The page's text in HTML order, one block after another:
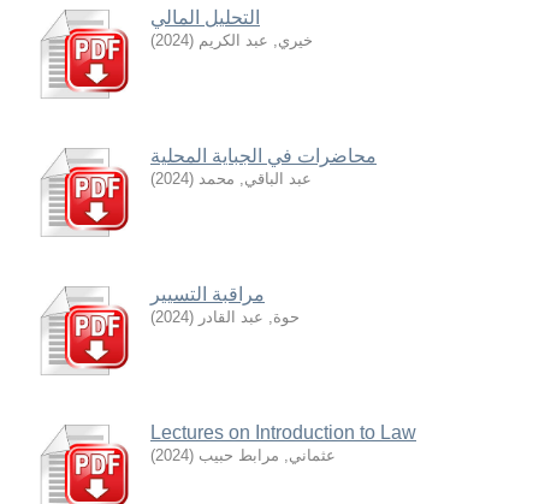
التحليل المالي
خيري, عبد الكريم (
2024
)
محاضرات في الجباية المحلية
عبد الباقي, محمد (
2024
)
مراقبة التسيير
حوة, عبد القادر (
2024
)
Lectures on Introduction to Law
عثماني, مرابط حبيب (
2024
)